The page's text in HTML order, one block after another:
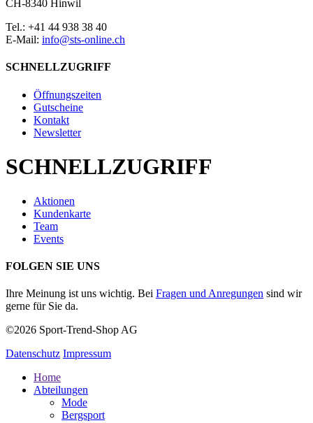
CH-8340 Hinwil
Tel.: +41 44 938 38 40
E-Mail: info@sts-online.ch
SCHNELLZUGRIFF
Öffnungszeiten
Gutscheine
Kontakt
Newsletter
SCHNELLZUGRIFF
Aktionen
Kundenkarte
Team
Events
FOLGEN SIE UNS
Ihre Meinung ist uns wichtig. Bei Fragen und Anregungen sind wir
gerne für Sie da.
©2026 Sport-Trend-Shop AG
Datenschutz Impressum
Home
Abteilungen
Mode
Bergsport